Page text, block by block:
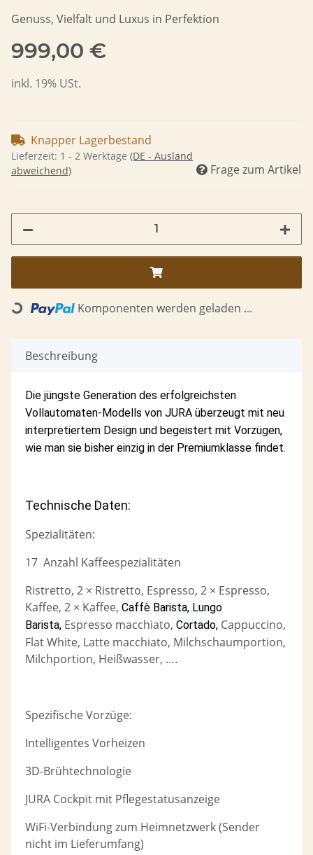
Genuss, Vielfalt und Luxus in Perfektion
999,00 €
inkl. 19% USt.
Knapper Lagerbestand
Lieferzeit: 1 - 2 Werktage (DE - Ausland
abweichend)
Frage zum Artikel
Loading... Komponenten werden geladen ...
Beschreibung
Die jüngste Generation des erfolgreichsten
Vollautomaten-Modells von JURA überzeugt mit neu
interpretiertem Design und begeistert mit Vorzügen,
wie man sie bisher einzig in der Premiumklasse findet.
Technische Daten:
Spezialitäten:
17 Anzahl Kaffeespezialitäten
Ristretto, 2 × Ristretto, Espresso, 2 × Espresso,
Kaffee, 2 × Kaffee, Caffè Barista, Lungo
Barista, Espresso macchiato, Cortado, Cappuccino,
Flat White, Latte macchiato, Milchschaumportion,
Milchportion, Heißwasser, ….
Spezifische Vorzüge:
Intelligentes Vorheizen
3D-Brühtechnologie
JURA Cockpit mit Pflegestatusanzeige
WiFi-Verbindung zum Heimnetzwerk (Sender
nicht im Lieferumfang)